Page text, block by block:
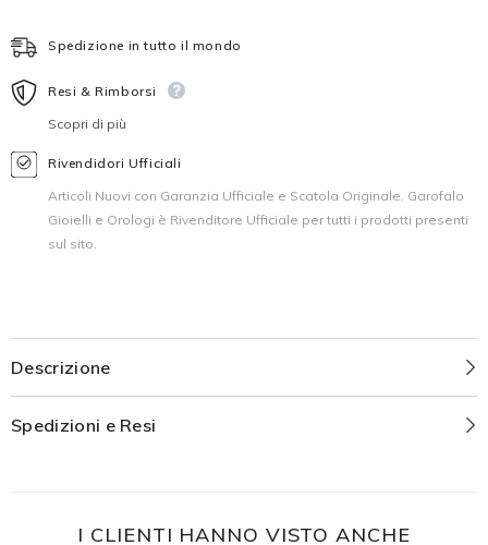
Spedizione in tutto il mondo
Resi & Rimborsi
Scopri di più
Rivendidori Ufficiali
Articoli Nuovi con Garanzia Ufficiale e Scatola Originale. Garofalo
Gioielli e Orologi è Rivenditore Ufficiale per tutti i prodotti presenti
sul sito.
Descrizione
Spedizioni e Resi
I CLIENTI HANNO VISTO ANCHE